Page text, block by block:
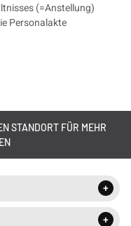
(=Anstellung)
Personalakte
STANDORT FÜR MEHR